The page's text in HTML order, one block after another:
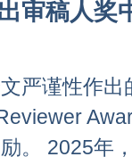
审稿人奖
严谨性作
。 2025年